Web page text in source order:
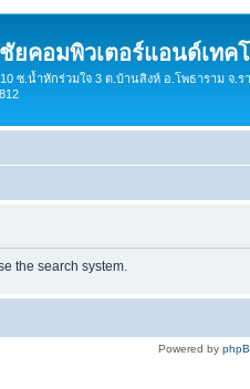
ยคอมพิวเตอร์แอนด์เทค
ซ.น้ำหักร่วมใจ 3 ต.บ้านสิงห์ อ.โพธาราม จ.ร
the search system.
Powered by